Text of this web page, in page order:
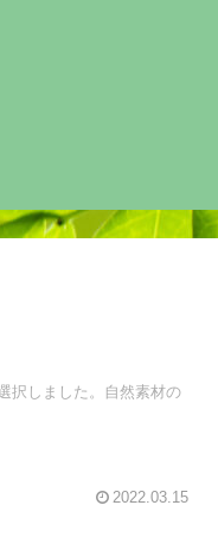
択しました。自然素材の
2022.03.15